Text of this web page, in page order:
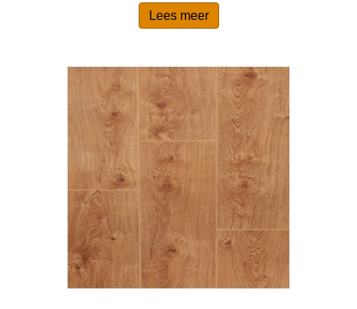
Lees meer